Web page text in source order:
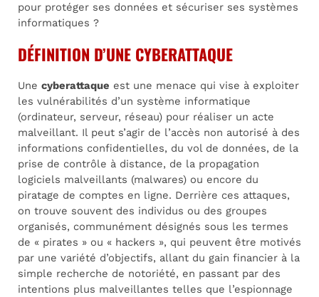
pour protéger ses données et sécuriser ses systèmes
informatiques ?
DÉFINITION D’UNE CYBERATTAQUE
Une cyberattaque est une menace qui vise à exploiter
les vulnérabilités d’un système informatique
(ordinateur, serveur, réseau) pour réaliser un acte
malveillant. Il peut s’agir de l’accès non autorisé à des
informations confidentielles, du vol de données, de la
prise de contrôle à distance, de la propagation
logiciels malveillants (malwares) ou encore du
piratage de comptes en ligne. Derrière ces attaques,
on trouve souvent des individus ou des groupes
organisés, communément désignés sous les termes
de « pirates » ou « hackers », qui peuvent être motivés
par une variété d’objectifs, allant du gain financier à la
simple recherche de notoriété, en passant par des
intentions plus malveillantes telles que l’espionnage